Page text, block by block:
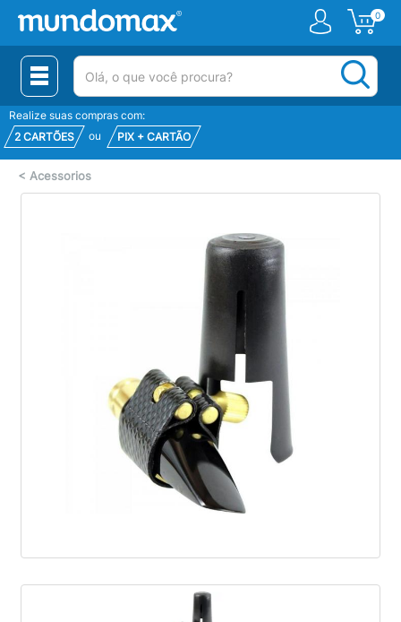
0
(pesquisar)
Realize suas compras com:
2 CARTÕES
ou PIX + CARTÃO
< Acessorios